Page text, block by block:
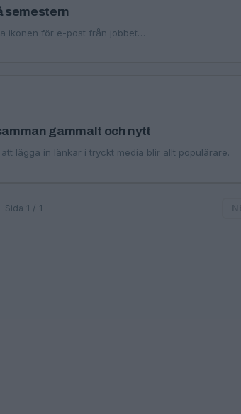
semestern
ikonen för e-post från jobbet…
gammalt och nytt
lägga in länkar i tryckt media blir allt populärare.
Sida 1 / 1